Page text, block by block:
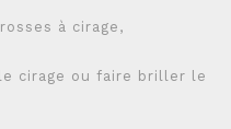
à cirage,
cirage ou faire briller le